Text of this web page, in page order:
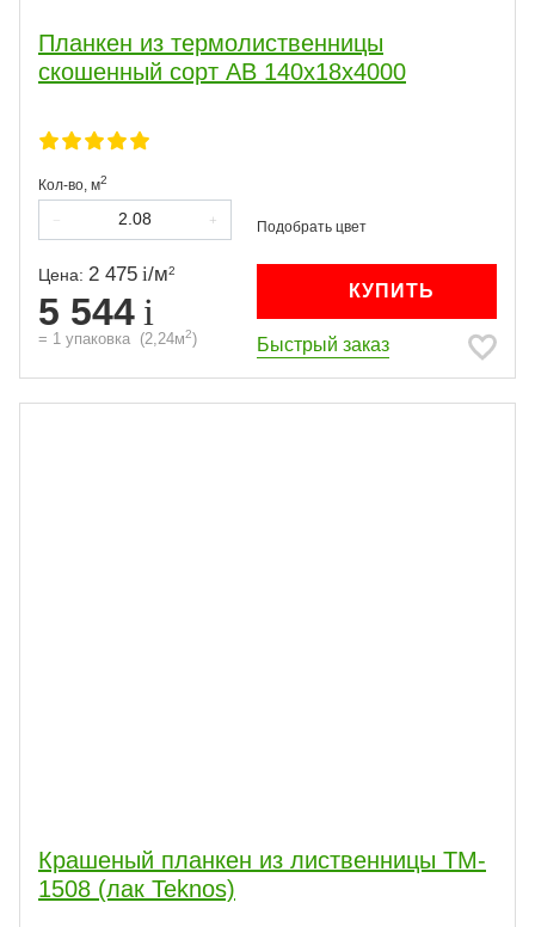
Планкен из термолиственницы
скошенный сорт АВ 140х18х4000
Кол-во, м2
Цена: 2 475 /м2
5 544
= 1 упаковка (2,24м2)
КУПИТЬ
Быстрый заказ
Крашеный планкен из лиственницы TM-
1508 (лак Teknos)